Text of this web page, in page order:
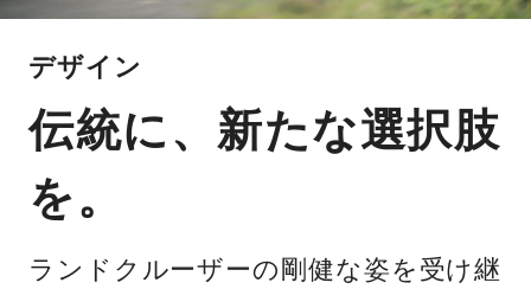
デザイン
伝統に、新たな選択肢
を。
ランドクルーザーの剛健な姿を受け継